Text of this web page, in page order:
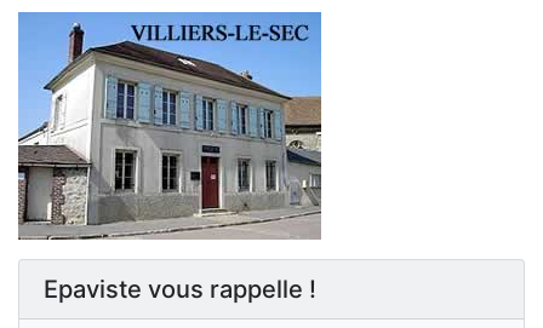
Epaviste vous rappelle !